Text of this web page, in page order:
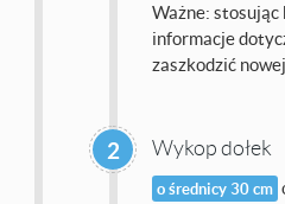
Ważne:
informacje
zaszkodzić
2 Wykop dołek
o średnicy 30 cm